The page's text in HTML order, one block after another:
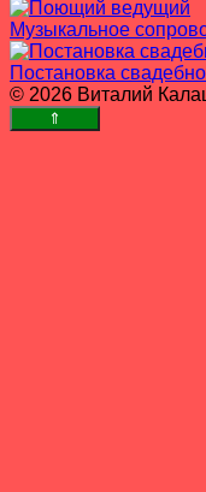
Музыкальное
Постановка
© 2026 Виталий